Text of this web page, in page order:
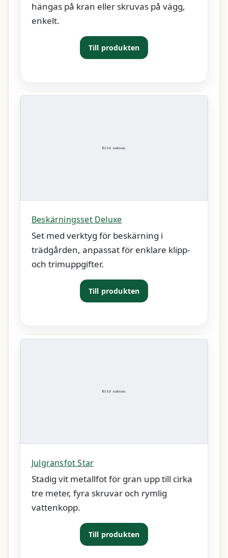
hängas på kran eller skruvas på vägg,
enkelt.
Till produkten
Beskärningsset Deluxe
Set med verktyg för beskärning i
trädgården, anpassat för enklare klipp-
och trimuppgifter.
Till produkten
Julgransfot Star
Stadig vit metallfot för gran upp till cirka
tre meter, fyra skruvar och rymlig
vattenkopp.
Till produkten